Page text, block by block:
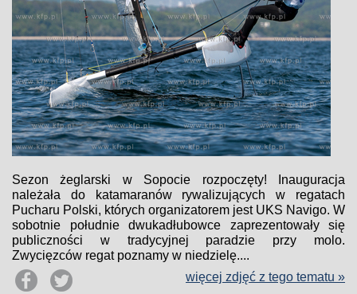
Sezon żeglarski w Sopocie rozpoczęty! Inauguracja
należała do katamaranów rywalizujących w regatach
Pucharu Polski, których organizatorem jest UKS Navigo. W
sobotnie południe dwukadłubowce zaprezentowały się
publiczności w tradycyjnej paradzie przy molo.
Zwycięzców regat poznamy w niedzielę....
więcej zdjęć z tego tematu »